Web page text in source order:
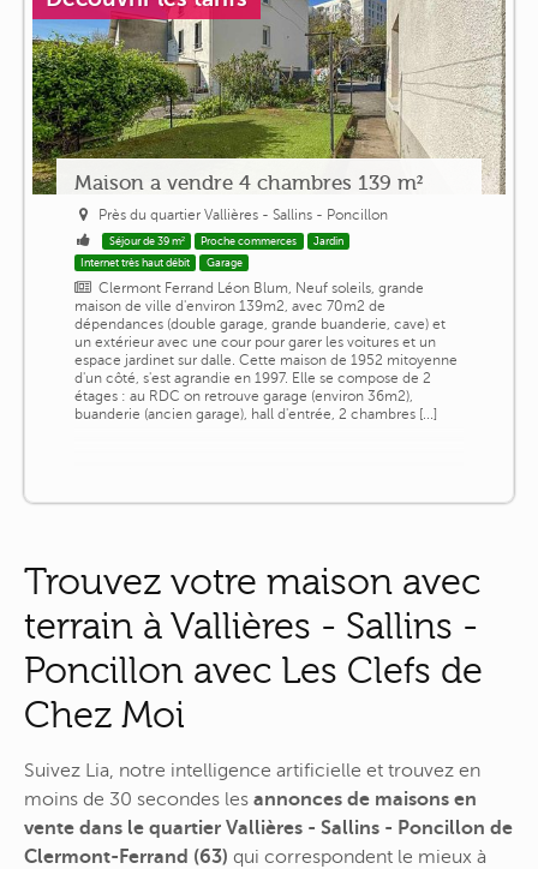
Maison a vendre 4 chambres 139 m²
Près du quartier Vallières - Sallins - Poncillon
Séjour de 39 m² Proche commerces
Jardin
Internet très haut débit
Garage
Clermont Ferrand Léon Blum, Neuf soleils, grande
maison de ville d'environ 139m2, avec 70m2 de
dépendances (double garage, grande buanderie, cave) et
un extérieur avec une cour pour garer les voitures et un
espace jardinet sur dalle. Cette maison de 1952 mitoyenne
d'un côté, s'est agrandie en 1997. Elle se compose de 2
étages : au RDC on retrouve garage (environ 36m2),
buanderie (ancien garage), hall d'entrée, 2 chambres [...]
Trouvez votre maison avec
terrain à Vallières - Sallins -
Poncillon avec Les Clefs de
Chez Moi
Suivez Lia, notre intelligence artificielle et trouvez en
moins de 30 secondes les annonces de maisons en
vente dans le quartier Vallières - Sallins - Poncillon de
Clermont-Ferrand (63) qui correspondent le mieux à